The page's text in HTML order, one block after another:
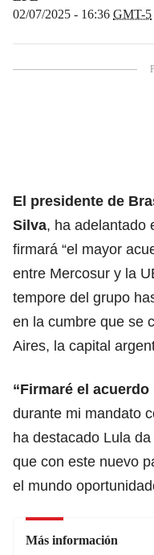
02/07/2025 - 16:36 GMT-5
El presidente de
Silva, ha adelantado
firmará “el mayor
entre Mercosur y la
tempore del grupo
en la cumbre que se
Aires, la capital
“Firmaré el
durante mi mandato
ha destacado Lula
que con este nuevo
el mundo
Más información